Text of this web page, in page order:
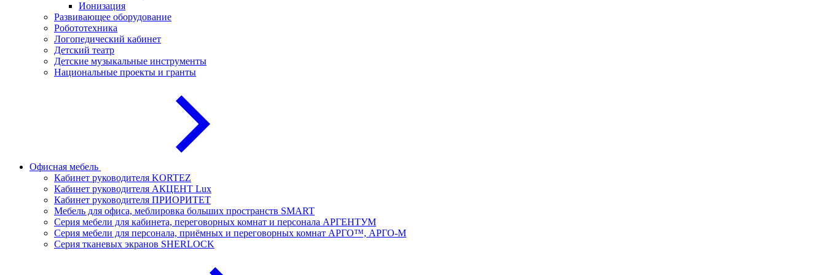
Ионизация
Развивающее оборудование
Робототехника
Логопедический кабинет
Детский театр
Детские музыкальные инструменты
Национальные проекты и гранты
Офисная мебель
Кабинет руководителя KORTEZ
Кабинет руководителя АКЦЕНТ Lux
Кабинет руководителя ПРИОРИТЕТ
Мебель для офиса, меблировка больших пространств SMART
Серия мебели для кабинета, переговорных комнат и персонала АРГЕНТУМ
Серия мебели для персонала, приёмных и переговорных комнат АРГО™, АРГО-М
Серия тканевых экранов SHERLOCK